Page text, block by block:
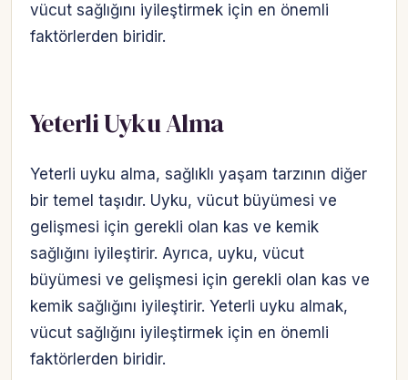
vücut sağlığını iyileştirmek için en önemli
faktörlerden biridir.
Yeterli Uyku Alma
Yeterli uyku alma, sağlıklı yaşam tarzının diğer
bir temel taşıdır. Uyku, vücut büyümesi ve
gelişmesi için gerekli olan kas ve kemik
sağlığını iyileştirir. Ayrıca, uyku, vücut
büyümesi ve gelişmesi için gerekli olan kas ve
kemik sağlığını iyileştirir. Yeterli uyku almak,
vücut sağlığını iyileştirmek için en önemli
faktörlerden biridir.